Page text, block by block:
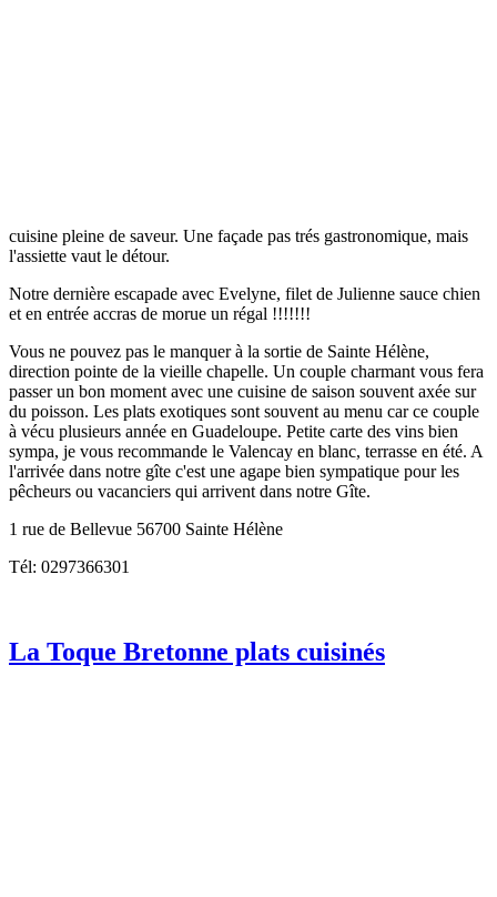
cuisine pleine de saveur. Une façade pas trés gastronomique, mais
l'assiette vaut le détour.
Notre dernière escapade avec Evelyne, filet de Julienne sauce chien
et en entrée accras de morue un régal !!!!!!!
Vous ne pouvez pas le manquer à la sortie de Sainte Hélène,
direction pointe de la vieille chapelle. Un couple charmant vous fera
passer un bon moment avec une cuisine de saison souvent axée sur
du poisson. Les plats exotiques sont souvent au menu car ce couple
à vécu plusieurs année en Guadeloupe. Petite carte des vins bien
sympa, je vous recommande le Valencay en blanc, terrasse en été. A
l'arrivée dans notre gîte c'est une agape bien sympatique pour les
pêcheurs ou vacanciers qui arrivent dans notre Gîte.
1 rue de Bellevue 56700 Sainte Hélène
Tél: 0297366301
La Toque Bretonne plats cuisinés